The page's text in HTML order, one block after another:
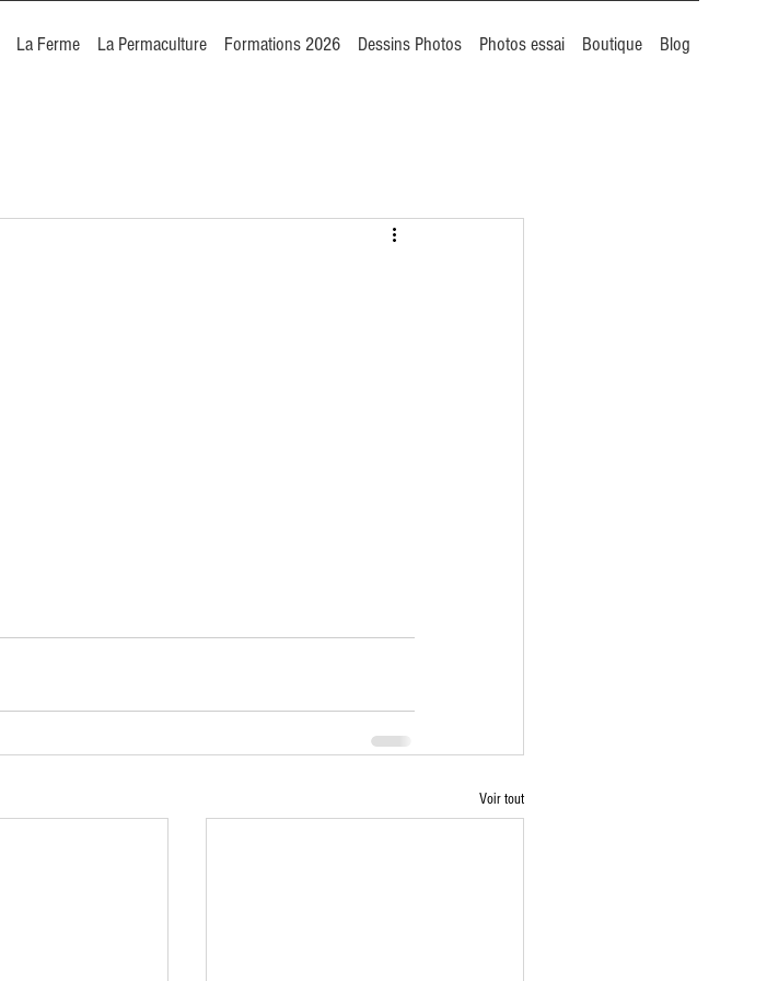
La Ferme La Permaculture Formations 2026 Dessins Photos Photos essai Boutique Blog
Voir tout